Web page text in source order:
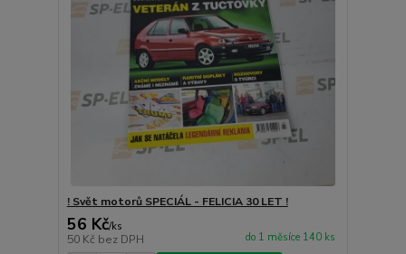
! Svět motorů SPECIÁL - FELICIA 30 LET !
56 Kč/ks
50 Kč bez DPH do 1 měsíce 140 ks